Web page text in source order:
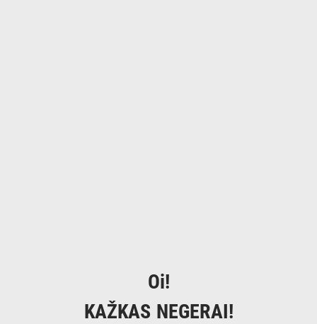
Oi!
KAŽKAS NEGERAI!